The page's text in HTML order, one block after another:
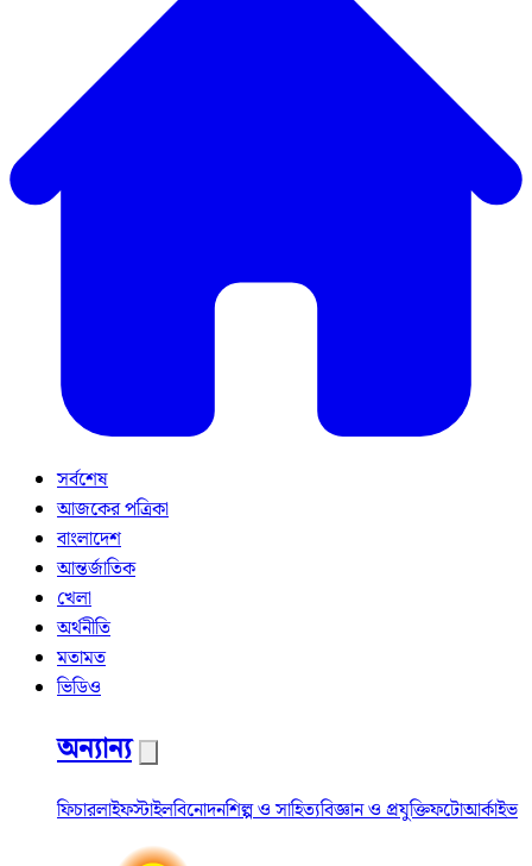
সর্বশেষ
আজকের পত্রিকা
বাংলাদেশ
আন্তর্জাতিক
খেলা
অর্থনীতি
মতামত
ভিডিও
অন্যান্য
ফিচারলাইফস্টাইলবিনোদনশিল্প ও সাহিত্যবিজ্ঞান ও প্রযুক্তিফটোআর্কাইভ